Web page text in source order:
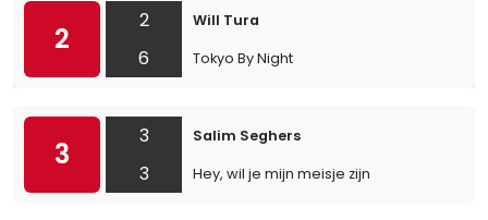
2
2
6
Will Tura
Tokyo By Night
3
3
3
Salim Seghers
Hey, wil je mijn meisje zijn